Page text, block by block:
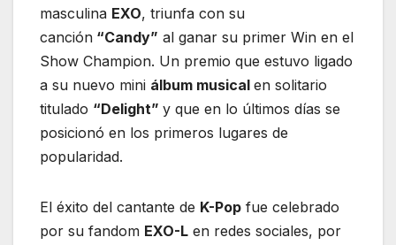
masculina EXO, triunfa con su
canción “Candy” al ganar su primer Win en el
Show Champion. Un premio que estuvo ligado
a su nuevo mini álbum musical en solitario
titulado “Delight” y que en lo últimos días se
posicionó en los primeros lugares de
popularidad.
El éxito del cantante de K-Pop fue celebrado
por su fandom EXO-L en redes sociales, por